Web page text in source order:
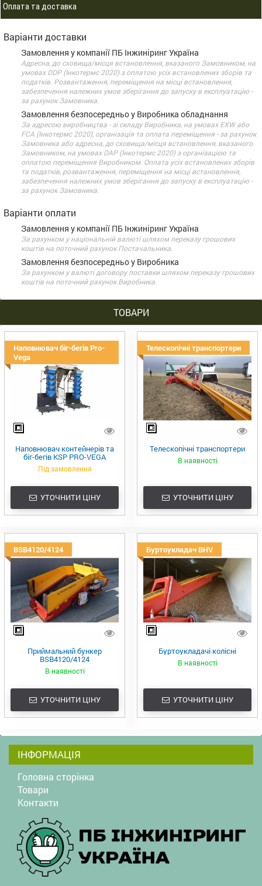
Оплата та доставка
Варіанти доставки
Замовлення у компанії ПБ Інжиніринг Україна
Адресна, до сховища/місця встановлення, вказаного Замовником, на
умовах DDP (Інкотермс 2020) з оплатою усіх встановлених зборів та
податків. Розвантаження, переміщення на місці встановлення,
забезпечення належних умов зберігання до запуску в експлуатацію -
за рахунок Замовника.
Замовлення безпосередньо у Виробника обладнання
За адресою виробництва - зі складу Виробника, на умовах EXW або
FCA (Інкотермс 2020), організація та оплата переміщення - за рахунок
Замовника або адресна, до сховища/місця встановлення, вказаного
Замовником, на умовах DАP (Інкотермс 2020) з організацією та
оплатою переміщення Виробником. Оплата усіх встановлених зборів
та податків, розвантаження, переміщення на місці встановлення,
забезпечення належних умов зберігання до запуску в експлуатацію -
за рахунок Замовника.
Варіанти оплати
Замовлення у компанії ПБ Інжиніринг Україна
За рахунком у національній валюті шляхом переказу грошових
коштів на поточний рахунок Постачальника.
Замовлення безпосередньо у Виробника
За рахунком у валюті договору поставки шляхом переказу грошових
коштів на поточний рахунок Виробника.
ТОВАРИ
Наповнювач біг-бегів Pro-
Vega
Наповнювач контейнерів та
біг-бегів KSP PRO-VEGA
Під замовлення
УТОЧНИТИ ЦІНУ
Телескопічні транспортери
Телескопічні транспортери
В наявності
УТОЧНИТИ ЦІНУ
BSB4120/4124
Приймальний бункер
BSB4120/4124
В наявності
УТОЧНИТИ ЦІНУ
Буртоукладач BHV
Буртоукладачі колісні
В наявності
УТОЧНИТИ ЦІНУ
ІНФОРМАЦІЯ
Головна сторінка
Товари
Контакти